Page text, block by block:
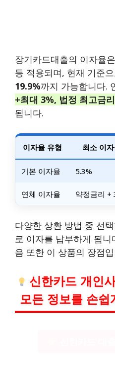
장기카드대출의 이자율
등 적용되며, 현재 기준
19.9%까지 가능합니다.
+최대 3%, 법정 최고금
됩니다.
이자율 유형 최소 이
기본 이자율 5.3%
연체 이자율 약정금리 +
다양한 상환 방법 중 선
로 이자를 납부하게 됩
음 또한 이 상품의 장점
신한카드 개인
모든 정보를 손쉽